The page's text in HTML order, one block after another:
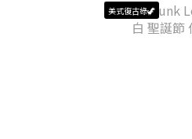
美式復古綠🦖